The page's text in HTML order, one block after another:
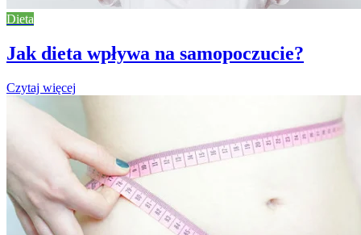
Dieta
Jak dieta wpływa na samopoczucie?
Czytaj więcej